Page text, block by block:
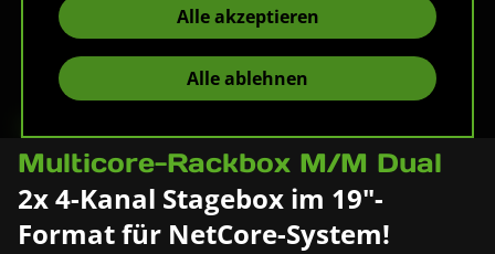
Alle akzeptieren
Alle ablehnen
Pronomic NetCore SR-3M
Multicore-Rackbox M/M Dual
2x 4-Kanal Stagebox im 19"-
Format für NetCore-System!